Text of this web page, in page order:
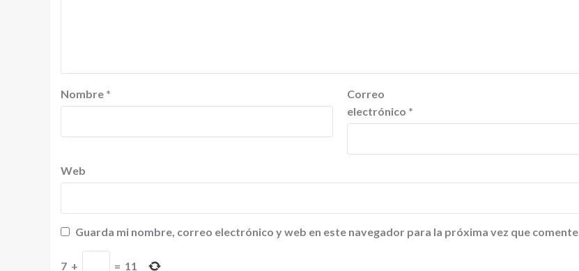
Nombre *
Correo
electrónico *
Web
Guarda mi nombre, correo electrónico y web en este navegador para la próxima vez que comente.
7 + = 11